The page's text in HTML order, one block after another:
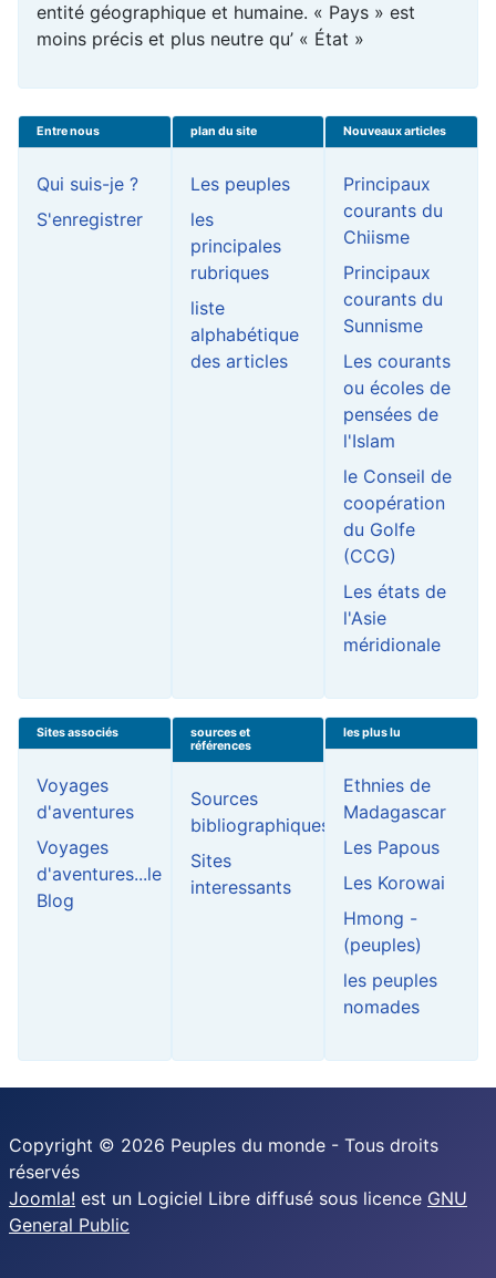
entité géographique et humaine. « Pays » est
moins précis et plus neutre qu’ « État »
Entre nous
Qui suis-je ?
S'enregistrer
plan du site
Les peuples
les
principales
rubriques
liste
alphabétique
des articles
Nouveaux articles
Principaux
courants du
Chiisme
Principaux
courants du
Sunnisme
Les courants
ou écoles de
pensées de
l'Islam
le Conseil de
coopération
du Golfe
(CCG)
Les états de
l'Asie
méridionale
Sites associés
Voyages
d'aventures
Voyages
d'aventures...le
Blog
sources et
références
Sources
bibliographiques
Sites
interessants
les plus lu
Ethnies de
Madagascar
Les Papous
Les Korowai
Hmong -
(peuples)
les peuples
nomades
Copyright © 2026 Peuples du monde - Tous droits
réservés
Joomla! est un Logiciel Libre diffusé sous licence GNU
General Public